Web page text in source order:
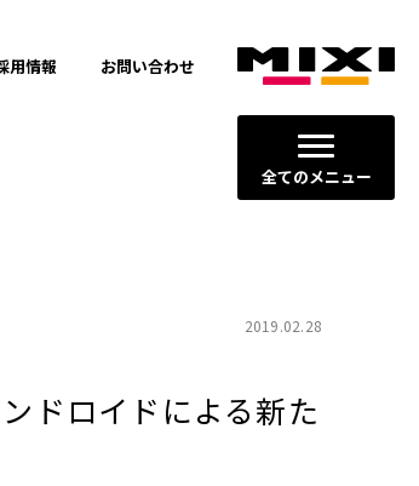
全てのメニュー
用情報 お問い合わせ
2019.02.28
ドロイドによる新た